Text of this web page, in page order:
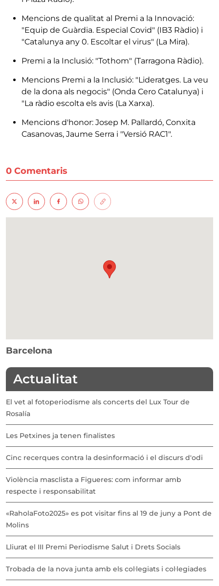
Mencions de qualitat al Premi a la Innovació:
"Equip de Guàrdia. Especial Covid" (IB3 Ràdio) i
"Catalunya any 0. Escoltar el virus" (La Mira).
Premi a la Inclusió: "Tothom" (Tarragona Ràdio).
Mencions Premi a la Inclusió: "Lideratges. La veu
de la dona als negocis" (Onda Cero Catalunya) i
"La ràdio escolta els avis (La Xarxa).
Mencions d'honor: Josep M. Pallardó, Conxita
Casanovas, Jaume Serra i "Versió RAC1".
0 Comentaris
Barcelona
Actualitat
El vet al fotoperiodisme als concerts del Lux Tour de
Rosalía
Les Petxines ja tenen finalistes
Cinc recerques contra la desinformació i el discurs d'odi
Violència masclista a Figueres: com informar amb
respecte i responsabilitat
«RaholaFoto2025» es pot visitar fins al 19 de juny a Pont de
Molins
Lliurat el III Premi Periodisme Salut i Drets Socials
Trobada de la nova junta amb els col·legiats i col·legiades